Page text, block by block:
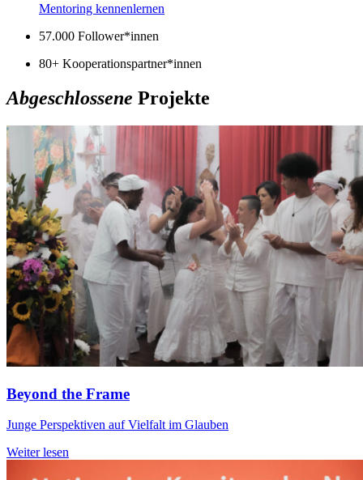
Mentoring kennenlernen
57.000 Follower*innen
80+ Kooperationspartner*innen
Abgeschlossene Projekte
Beyond the Frame
Junge Perspektiven auf Vielfalt im Glauben
Weiter lesen